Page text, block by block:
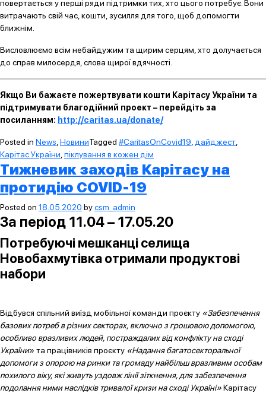
повертається у перші ряди підтримки тих, хто цього потребує. Вони
витрачають свій час, кошти, зусилля для того, щоб допомогти
ближнім.
Висловлюємо всім небайдужим та щирим серцям, хто долучається
до справ милосердя, слова щирої вдячності.
Якщо Ви бажаєте пожертвувати кошти Карітасу України та
підтримувати благодійний проект – перейдіть за
посиланням: http://caritas.ua/donate/
Posted in News НовиниTagged #CaritasOnCovid19 дайджест
Карітас України піклування в кожен дім
Тижневик заходів Карітасу на
протидію COVID-19
Posted on 18.05.2020 bycsm_admin
За період 11.04 – 17.05.20
Потребуючі мешканці селища
Новобахмутівка отримали продуктові
набори
Відбувся спільний виїзд мобільної команди проєкту «Забезпечення
базових потреб в різних секторах, включно з грошовою допомогою,
особливо вразливих людей, постраждалих від конфлікту на сході
України» та працівників проєкту «Надання багатосекторальної
допомоги з опорою на ринки та громаду найбільш вразливим особам
похилого віку, які живуть уздовж лінії зіткнення, для забезпечення
подолання ними наслідків тривалої кризи на сході Україні»Карітасу